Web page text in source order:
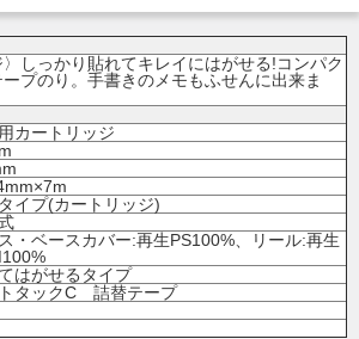
〉しっかり貼れてキレイにはがせる!コンパク
プのり。手書きのメモもふせんに出来ま
カートリッジ
イプ(カートリッジ)
・ベースカバー:再生PS100%、リール:再生
はがせるタイプ
タックC 詰替テープ